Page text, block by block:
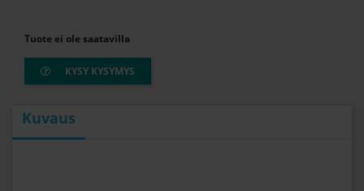
Tuote ei ole saatavilla
KYSY KYSYMYS
Kuvaus